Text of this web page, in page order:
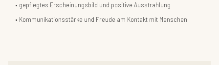
gepflegtes Erscheinungsbild und positive Ausstrahlung
Kommunikationsstärke und Freude am Kontakt mit Menschen